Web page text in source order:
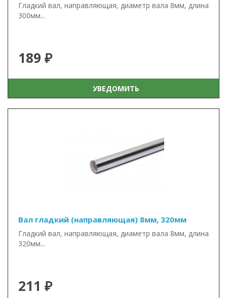
Гладкий вал, направляющая, диаметр вала 8мм, длина
300мм...
189 ₽
УВЕДОМИТЬ
Вал гладкий (направляющая) 8мм, 320мм
Гладкий вал, направляющая, диаметр вала 8мм, длина
320мм...
211 ₽